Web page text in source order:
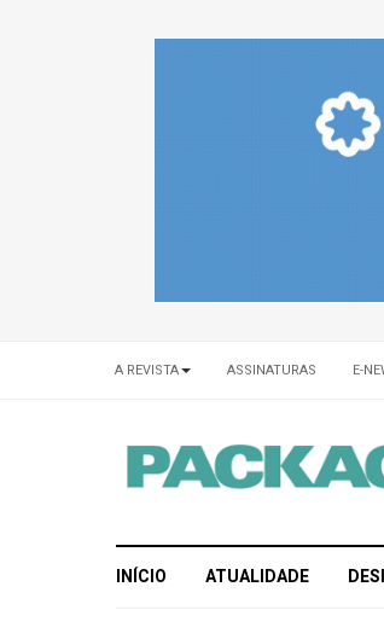
A REVISTA ASSINATURAS E-
INÍCIO ATUALIDADE